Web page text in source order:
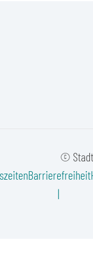
© Stadt
Barrierefreiheit